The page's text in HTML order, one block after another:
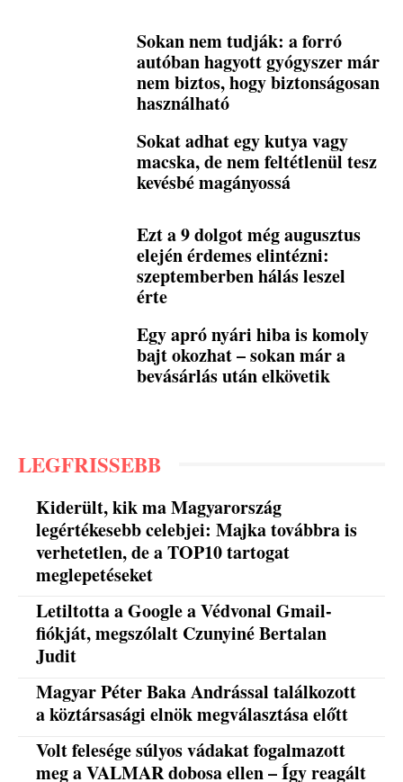
Sokan nem tudják: a forró
autóban hagyott gyógyszer már
nem biztos, hogy biztonságosan
használható
Sokat adhat egy kutya vagy
macska, de nem feltétlenül tesz
kevésbé magányossá
Ezt a 9 dolgot még augusztus
elején érdemes elintézni:
szeptemberben hálás leszel
érte
Egy apró nyári hiba is komoly
bajt okozhat – sokan már a
bevásárlás után elkövetik
LEGFRISSEBB
Kiderült, kik ma Magyarország
legértékesebb celebjei: Majka továbbra is
verhetetlen, de a TOP10 tartogat
meglepetéseket
Letiltotta a Google a Védvonal Gmail-
fiókját, megszólalt Czunyiné Bertalan
Judit
Magyar Péter Baka Andrással találkozott
a köztársasági elnök megválasztása előtt
Volt felesége súlyos vádakat fogalmazott
meg a VALMAR dobosa ellen – Így reagált